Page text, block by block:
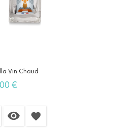
Vin Chaud
€
 favorite